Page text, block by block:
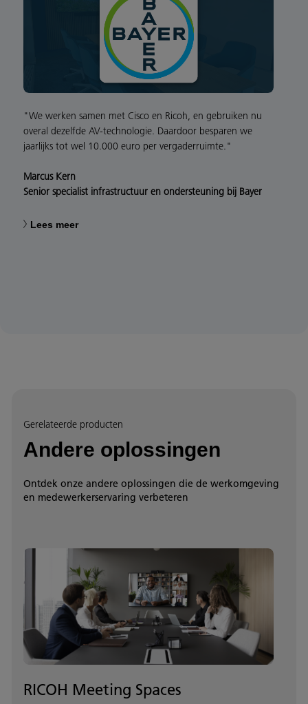
"We werken samen met Cisco en Ricoh, en gebruiken nu
overal dezelfde AV-technologie. Daardoor besparen we
jaarlijks tot wel 10.000 euro per vergaderruimte."
Marcus Kern
Senior specialist infrastructuur en ondersteuning bij Bayer
Lees meer
Gerelateerde producten
Andere oplossingen
Ontdek onze andere oplossingen die de werkomgeving
en medewerkerservaring verbeteren
RICOH Meeting Spaces